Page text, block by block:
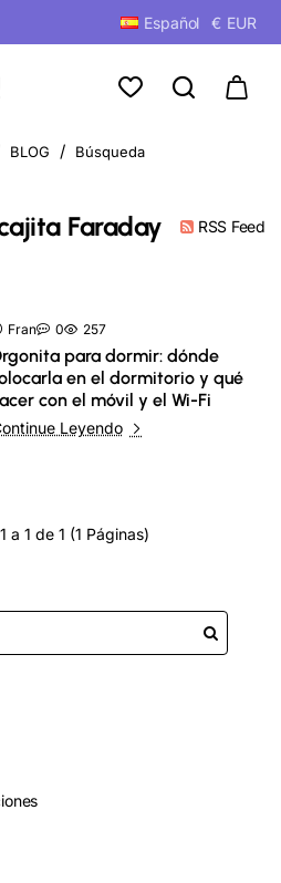
Español € EUR
Faraday RSS Feed
BLOG Búsqueda
Fran 0 257
para dormir: dónde
en el dormitorio y qué
con el móvil y el Wi-Fi
Leyendo
a 1 de 1 (1 Páginas)